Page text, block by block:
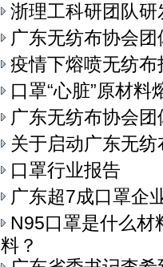
浙理工科研团队
广东无纺布协会
疫情下熔喷无纺
口罩“心脏”原材料
广东无纺布协会
关于启动广东无
口罩行业报告
广东超7成口罩企
N95口罩是什么材
料？